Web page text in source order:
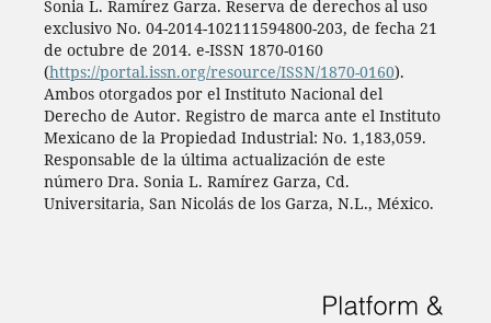
Sonia L. Ramírez Garza. Reserva de derechos al uso
exclusivo No. 04-2014-102111594800-203, de fecha 21
de octubre de 2014. e-ISSN 1870-0160
(https://portal.issn.org/resource/ISSN/1870-0160).
Ambos otorgados por el Instituto Nacional del
Derecho de Autor. Registro de marca ante el Instituto
Mexicano de la Propiedad Industrial: No. 1,183,059.
Responsable de la última actualización de este
número Dra. Sonia L. Ramírez Garza, Cd.
Universitaria, San Nicolás de los Garza, N.L., México.